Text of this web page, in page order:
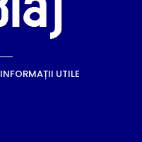
INFORMAȚII UTILE